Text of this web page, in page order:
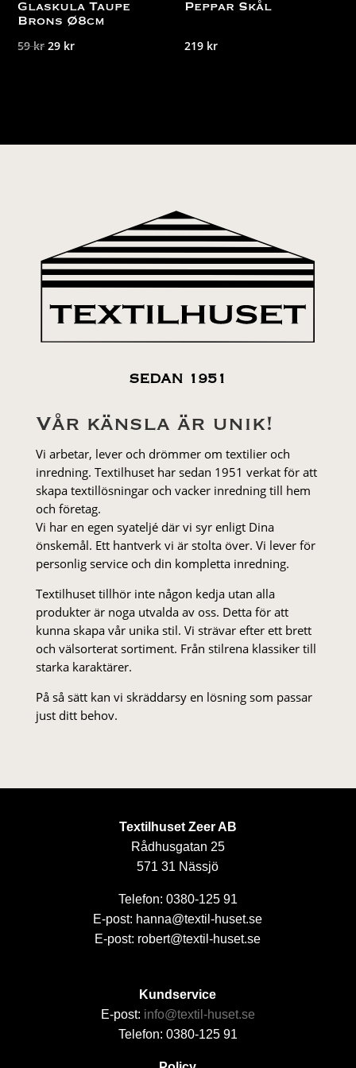
Glaskula Taupe
Brons Ø8cm
59krDet
29 krDet
Peppar Skål
219 kr
SEDAN 1951
Vår känsla är unik!
Vi arbetar, lever och drömmer om textilier och
inredning. Textilhuset har sedan 1951 verkat för att
skapa textillösningar och vacker inredning till hem
och företag.
Vi har en egen syateljé där vi syr enligt Dina
önskemål. Ett hantverk vi är stolta över. Vi lever för
personlig service och din kompletta inredning.
Textilhuset tillhör inte någon kedja utan alla
produkter är noga utvalda av oss. Detta för att
kunna skapa vår unika stil. Vi strä­var efter ett brett
och välsorterat sor­ti­ment. Från stil­rena klas­siker till
starka karaktärer.
På så sätt kan vi skräddarsy en lösning som passar
just ditt behov.
Textilhuset Zeer AB
Rådhusgatan 25
571 31 Nässjö
Telefon: 0380-125 91
E-post: hanna@textil-huset.se
E-post: robert@textil-huset.se
Kundservice
E-post: info@textil-huset.se
Telefon: 0380-125 91